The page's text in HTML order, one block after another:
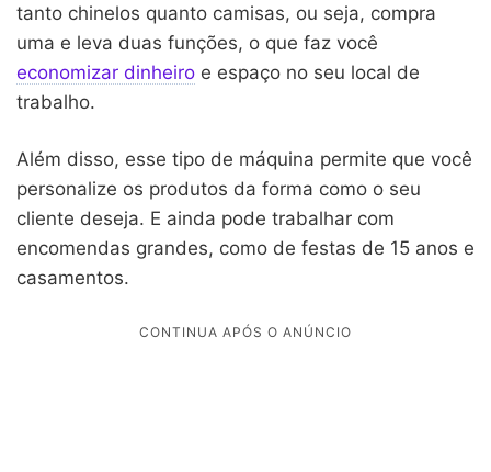
tanto chinelos quanto camisas, ou seja, compra
uma e leva duas funções, o que faz você
economizar dinheiro e espaço no seu local de
trabalho.
Além disso, esse tipo de máquina permite que você
personalize os produtos da forma como o seu
cliente deseja. E ainda pode trabalhar com
encomendas grandes, como de festas de 15 anos e
casamentos.